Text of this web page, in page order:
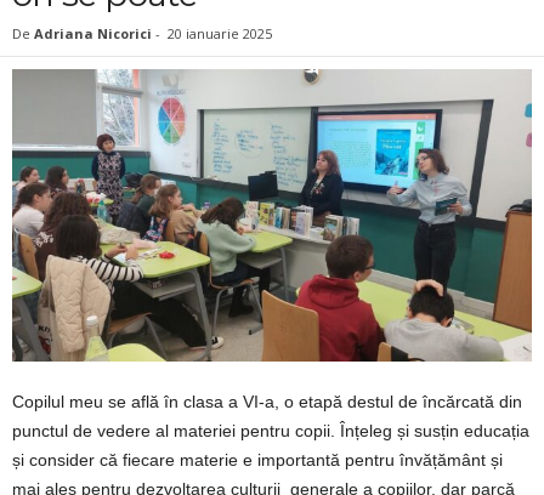
De Adriana Nicorici - 20 ianuarie 2025
Copilul meu se află în clasa a VI-a, o etapă destul de încărcată din
punctul de vedere al materiei pentru copii. Înțeleg și susțin educația
și consider că fiecare materie e importantă pentru învățământ și
mai ales pentru dezvoltarea culturii generale a copiilor, dar parcă